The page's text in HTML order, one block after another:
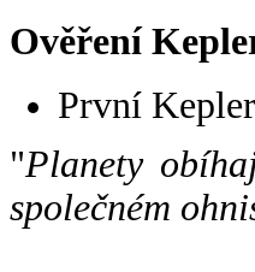
Ověření
První
"Planety
společném